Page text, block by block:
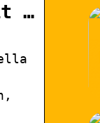
…